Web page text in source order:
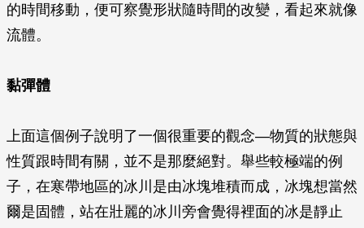
的時間移動，便可察覺形狀隨時間的改變，看起來就像
流體。
黏彈體
上面這個例子說明了一個很重要的觀念—物質的狀態與
性質跟時間有關，並不是那麼絕對。舉些較極端的例
子，在寒帶地區的冰川是由冰塊堆積而成，冰塊想當然
爾是固體，站在壯麗的冰川旁會覺得裡面的冰是靜止